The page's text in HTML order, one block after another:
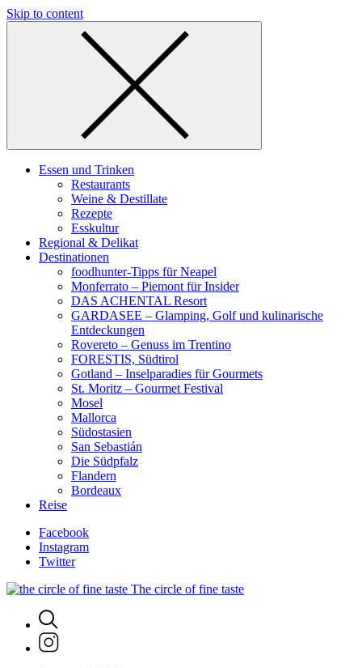
Skip to content
Essen und Trinken
Restaurants
Weine & Destillate
Rezepte
Esskultur
Regional & Delikat
Destinationen
foodhunter-Tipps für Neapel
Monferrato – Piemont für Insider
DAS ACHENTAL Resort
GARDASEE – Glamping, Golf und kulinarische
Entdeckungen
Rovereto – Genuss im Trentino
FORESTIS, Südtirol
Gotland – Inselparadies für Gourmets
St. Moritz – Gourmet Festival
Mosel
Mallorca
Südostasien
San Sebastián
Die Südpfalz
Flandern
Bordeaux
Reise
Facebook
Instagram
Twitter
The circle of fine taste